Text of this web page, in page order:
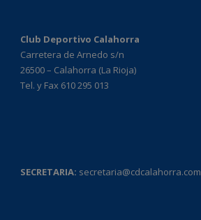
Club Deportivo Calahorra
Carretera de Arnedo s/n
26500 – Calahorra (La Rioja)
Tel. y Fax 610 295 013
SECRETARIA: secretaria@cdcalahorra.com